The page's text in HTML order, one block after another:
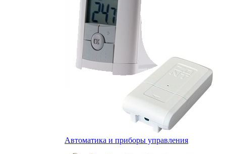
Автоматика и приборы управления